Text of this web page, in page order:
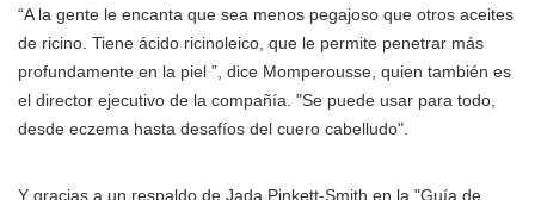
“A la gente le encanta que sea menos pegajoso que otros aceites
de ricino. Tiene ácido ricinoleico, que le permite penetrar más
profundamente en la piel ”, dice Momperousse, quien también es
el director ejecutivo de la compañía. "Se puede usar para todo,
desde eczema hasta desafíos del cuero cabelludo".
Y gracias a un respaldo de Jada Pinkett-Smith en la "Guía de